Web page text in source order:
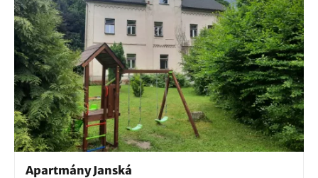
Apartmány Janská